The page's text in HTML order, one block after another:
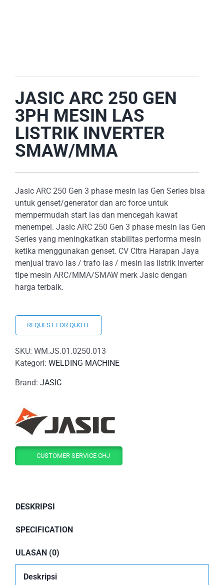
FOR:
JASIC ARC 250 GEN
3PH MESIN LAS
LISTRIK INVERTER
SMAW/MMA
Jasic ARC 250 Gen 3 phase mesin las Gen Series bisa
untuk genset/generator dan arc force untuk
mempermudah start las dan mencegah kawat
menempel. Jasic ARC 250 Gen 3 phase mesin las Gen
Series yang meningkatkan stabilitas performa mesin
ketika menggunakan genset. CV Citra Harapan Jaya
menjual travo las / trafo las / mesin las listrik inverter
tipe mesin ARC/MMA/SMAW merk Jasic dengan
harga terbaik.
REQUEST FOR QUOTE
SKU: WM.JS.01.0250.013
Kategori: WELDING MACHINE
Brand: JASIC
CUSTOMER SERVICE CHJ
DESKRIPSI
SPECIFICATION
ULASAN (0)
Deskripsi